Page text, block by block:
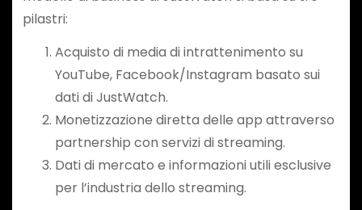
pilastri:
Acquisto di media di intrattenimento su
YouTube, Facebook/Instagram basato sui
dati di JustWatch.
Monetizzazione diretta delle app attraverso
partnership con servizi di streaming.
Dati di mercato e informazioni utili esclusive
per l’industria dello streaming.